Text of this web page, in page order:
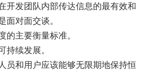
开发团队内部传达信息的最有效和
面对面交谈。
的主要衡量标准。
持续发展。
员和用户应该能够无限期地保持恒